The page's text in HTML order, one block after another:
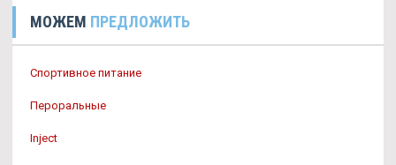
МОЖЕМ ПРЕДЛОЖИТЬ
Спортивное питание
Пероральные
Inject